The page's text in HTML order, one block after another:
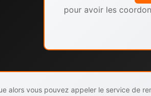
pour avoir les
alors vous pouvez appeler le service de